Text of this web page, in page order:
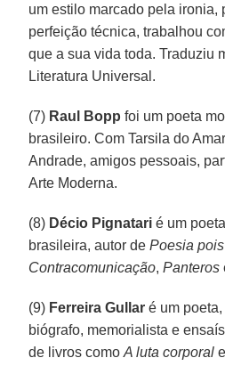
um estilo marcado pela ironia,
perfeição técnica, trabalhou
que a sua vida toda. Traduziu
Literatura Universal.
(7) Raul Bopp foi um poeta
brasileiro. Com Tarsila do
Andrade, amigos pessoais,
Arte Moderna.
(8) Décio Pignatari é um
brasileira, autor dePoesia
Contracomunicação,Panteros
(9) Ferreira Gullar é um
biógrafo, memorialista e
de livros comoA luta corporal